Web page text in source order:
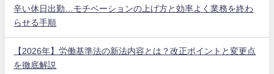
辛い休日出勤…モチベーションの上げ方と効率よく業務を終わ
らせる手順
【2026年】労働基準法の新法内容とは？改正ポイントと変更点
を徹底解説